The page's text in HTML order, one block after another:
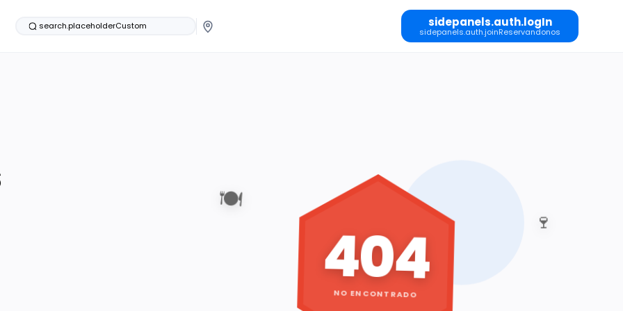
search.placeholderCustom sidepanels.auth.logIn
sidepanels.auth.joinReservandonos
🍽️
🍷
404
NO ENCONTRADO